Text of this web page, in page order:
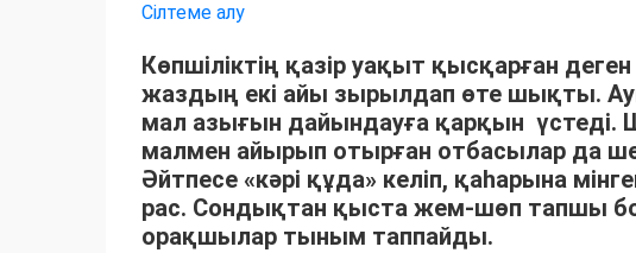
Сілтеме алу
Көпшіліктің қазір уақыт қысқарған
жаздың екі айы зырылдап өте шықты.
мал азығын дайындауға қарқын
малмен айырып отырған отбасылар да
Әйтпесе «кәрі құда» келіп, қаһарына
рас. Сондықтан қыста жем-шөп тапшы
орақшылар тыным таппайды.